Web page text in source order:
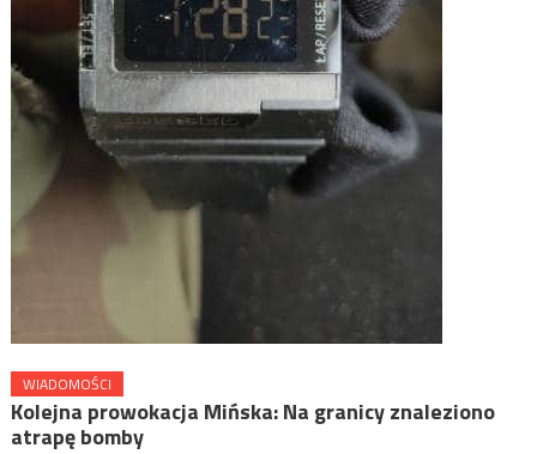
WIADOMOŚCI
Kolejna prowokacja Mińska: Na granicy znaleziono
atrapę bomby